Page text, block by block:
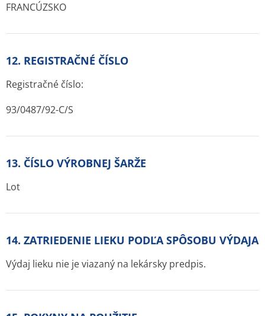
FRANCÚZSKO
12. REGISTRAČNÉ ČÍSLO
Registračné číslo:
93/0487/92-C/S
13. ČÍSLO VÝROBNEJ ŠARŽE
Lot
14. ZATRIEDENIE LIEKU PODĽA SPÔSOBU VÝDAJA
Výdaj lieku nie je viazaný na lekársky predpis.